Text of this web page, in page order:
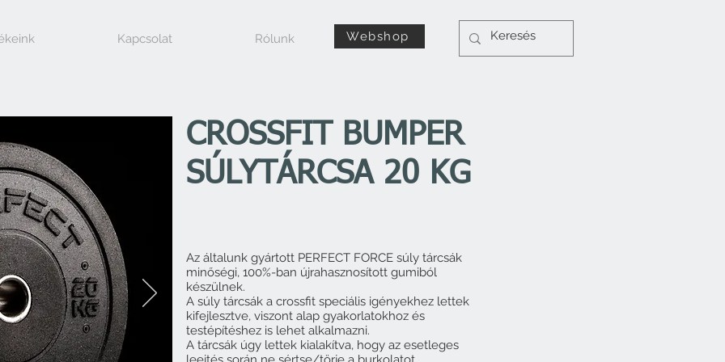
Kapcsolat Rólunk Webshop
CROSSFIT BUMPER
SÚLYTÁRCSA 20 KG
Az általunk gyártott PERFECT FORCE súly tárcsák
minőségi, 100%-ban újrahasznosított gumiból
készülnek.
A súly tárcsák a crossfit speciális igényekhez lettek
kifejlesztve, viszont alap gyakorlatokhoz és
testépítéshez is lehet alkalmazni.
A tárcsák úgy lettek kialakítva, hogy az esetleges